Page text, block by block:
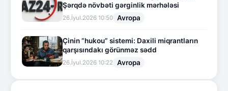
Şərqdə növbəti gərginlik mərhələsi
26.İyul.2026 10:50 Avropa
Çinin “hukou” sistemi: Daxili miqrantların
qarşısındakı görünməz sədd
26.İyul.2026 10:22 Avropa